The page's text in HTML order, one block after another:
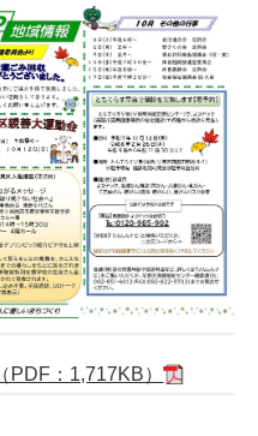
（PDF：1,717KB）